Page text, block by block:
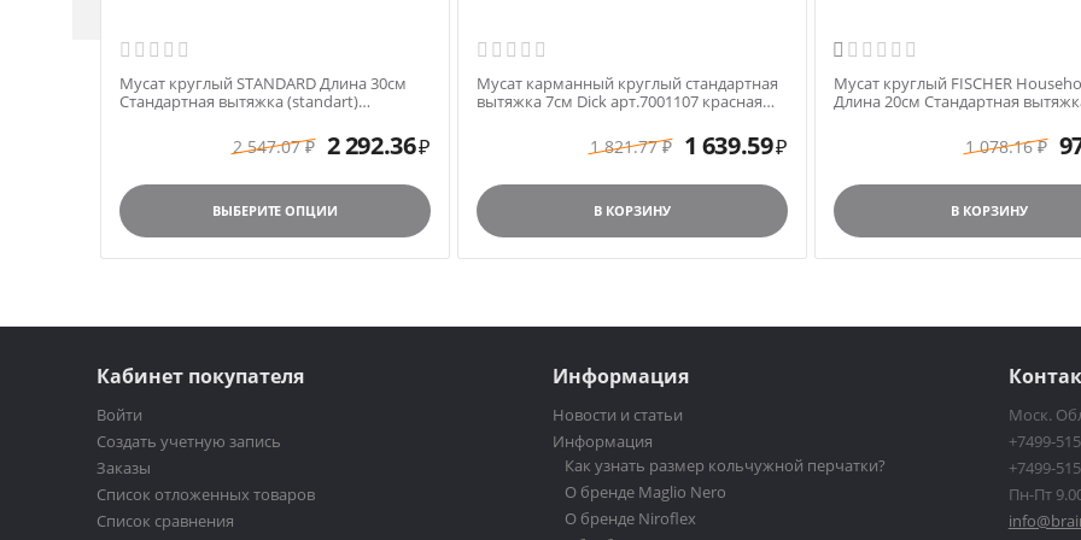
Мусат круглый STANDARD Длина 30см
Стандартная вытяжка (standart)
2 547.07 ₽ 2 292.36₽
ВЫБЕРИТЕ ОПЦИИ
Мусат карманный круглый стандартная
вытяжка 7см Dick арт.7001107 красная
1 821.77 ₽ 1 639.59₽
В КОРЗИНУ

Мусат круглый FISCHER
Длина 20см Стандартная
1 078.16 ₽
В КОРЗИНУ
Кабинет покупателя
Войти
Создать учетную запись
Заказы
Список отложенных товаров
Список сравнения
Информация
Новости и статьи
Информация
Как узнать размер кольчужной перчатки?
О бренде Maglio Nero
О бренде Niroflex
Моск.
+7499-
+7499-
Пн-Пт